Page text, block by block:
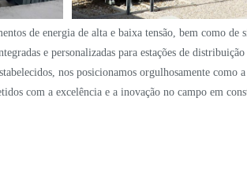
de energia de alta e baixa tensão, bem como de
e personalizadas para estações de
nos posicionamos orgulhosamente como
com a excelência e a inovação no campo em